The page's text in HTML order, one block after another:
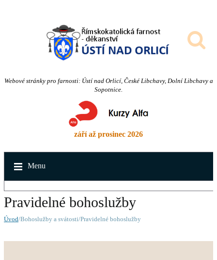
Webové stránky pro farnosti: Ústí nad Orlicí, České Libchavy, Dolní Libchavy a
Sopotnice.
září až prosinec 2026
Menu
Pravidelné bohoslužby
Úvod/Bohoslužby a svátosti/Pravidelné bohoslužby